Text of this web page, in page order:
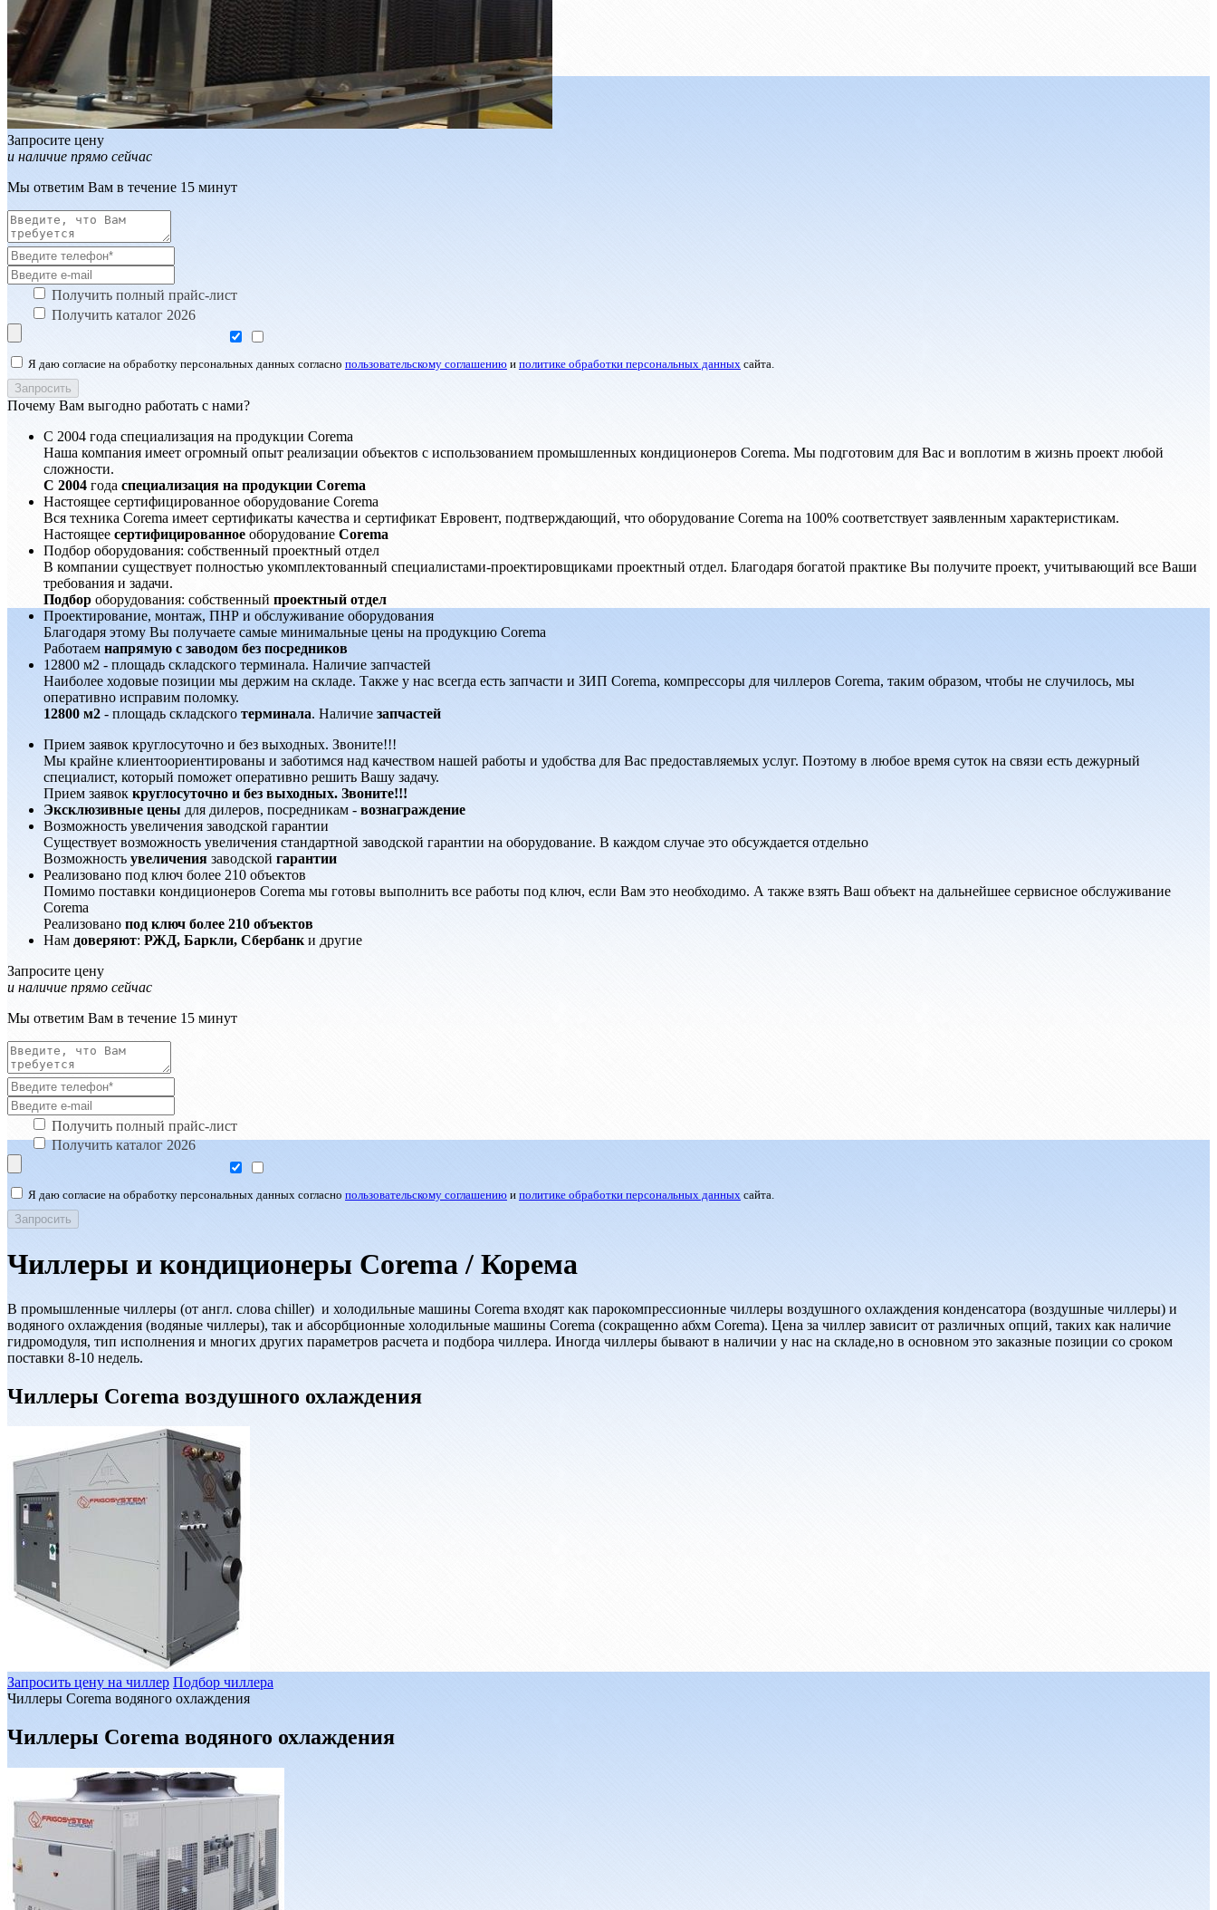
Запросите цену
и наличие прямо сейчас
Мы ответим Вам в течение 15 минут
Получить полный прайс-лист
Получить каталог 2026
Я даю согласие на обработку персональных данных согласно пользовательскому соглашению и политике обработки персональных данных сайта.
Почему Вам выгодно работать с нами?
С 2004 года специализация на продукции Corema
Наша компания имеет огромный опыт реализации объектов с использованием промышленных кондиционеров Corema. Мы подготовим для Вас и воплотим в жизнь проект любой
сложности.
С 2004 года специализация на продукции Corema
Настоящее сертифицированное оборудование Corema
Вся техника Corema имеет сертификаты качества и сертификат Евровент, подтверждающий, что оборудование Corema на 100% соответствует заявленным характеристикам.
Настоящее сертифицированное оборудование Corema
Подбор оборудования: собственный проектный отдел
В компании существует полностью укомплектованный специалистами-проектировщиками проектный отдел. Благодаря богатой практике Вы получите проект, учитывающий все Ваши
требования и задачи.
Подбор оборудования: собственный проектный отдел
Проектирование, монтаж, ПНР и обслуживание оборудования
Благодаря этому Вы получаете самые минимальные цены на продукцию Corema
Работаем напрямую с заводом без посредников
12800 м2 - площадь складского терминала. Наличие запчастей
Наиболее ходовые позиции мы держим на складе. Также у нас всегда есть запчасти и ЗИП Corema, компрессоры для чиллеров Corema, таким образом, чтобы не случилось, мы
оперативно исправим поломку.
12800 м2 - площадь складского терминала. Наличие запчастей
Прием заявок круглосуточно и без выходных. Звоните!!!
Мы крайне клиентоориентированы и заботимся над качеством нашей работы и удобства для Вас предоставляемых услуг. Поэтому в любое время суток на связи есть дежурный
специалист, который поможет оперативно решить Вашу задачу.
Прием заявок круглосуточно и без выходных. Звоните!!!
Эксклюзивные цены для дилеров, посредникам - вознаграждение
Возможность увеличения заводской гарантии
Существует возможность увеличения стандартной заводской гарантии на оборудование. В каждом случае это обсуждается отдельно
Возможность увеличения заводской гарантии
Реализовано под ключ более 210 объектов
Помимо поставки кондиционеров Corema мы готовы выполнить все работы под ключ, если Вам это необходимо. А также взять Ваш объект на дальнейшее сервисное обслуживание
Corema
Реализовано под ключ более 210 объектов
Нам доверяют: РЖД, Баркли, Сбербанк и другие
Запросите цену
и наличие прямо сейчас
Мы ответим Вам в течение 15 минут
Получить полный прайс-лист
Получить каталог 2026
Я даю согласие на обработку персональных данных согласно пользовательскому соглашению и политике обработки персональных данных сайта.
Чиллеры и кондиционеры Corema / Корема
В промышленные чиллеры (от англ. слова chiller) и холодильные машины Corema входят как парокомпрессионные чиллеры воздушного охлаждения конденсатора (воздушные чиллеры) и
водяного охлаждения (водяные чиллеры), так и абсорбционные холодильные машины Corema (сокращенно абхм Corema). Цена за чиллер зависит от различных опций, таких как наличие
гидромодуля, тип исполнения и многих других параметров расчета и подбора чиллера. Иногда чиллеры бывают в наличии у нас на складе,но в основном это заказные позиции со сроком
поставки 8-10 недель.
Чиллеры Corema воздушного охлаждения
Запросить цену на чиллер Подбор чиллера
Чиллеры Corema водяного охлаждения
Чиллеры Corema водяного охлаждения